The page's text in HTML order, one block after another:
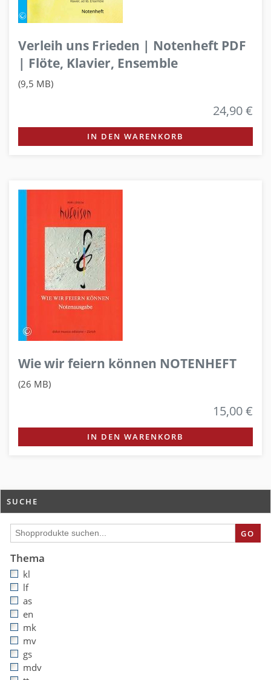
Verleih uns Frieden | Notenheft PDF
| Flöte, Klavier, Ensemble
(9,5 MB)
24,90 €
IN DEN WARENKORB
Wie wir feiern können NOTENHEFT
(26 MB)
15,00 €
IN DEN WARENKORB
SUCHE
GO
Thema
kl
lf
as
en
mk
mv
gs
mdv